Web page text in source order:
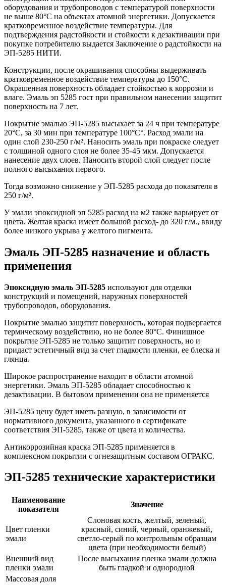
оборудования и трубопроводов с температурой поверхности
не выше 80°С на объектах атомной энергетики. Допускается
кратковременное воздействие температуры. Для
подтверждения радстойкости и стойкости к дезактивации при
покупке потребителю выдается Заключение о радстойкости на
ЭП-5285 НИТИ.
Конструкции, после окрашивания способны выдерживать
кратковременное воздействие температуры до 150°С.
Окрашенная поверхность обладает стойкостью к коррозии и
влаге. Эмаль эп 5285 гост при правильном нанесении защитит
поверхность на 7 лет.
Покрытие эмалью ЭП-5285 высыхает за 24 ч при температуре
20°C, за 30 мин при температуре 100°C°. Расход эмали на
один слой 230-250 г/м². Наносить эмаль при покраске следует
с толщиной одного слоя не более 35-45 мкм. Допускается
нанесение двух слоев. Наносить второй слой следует после
полного высыхания первого.
Тогда возможно снижение у ЭП-5285 расхода до показателя в
250 г/м².
У эмали эпоксидной эп 5285 расход на м2 также варьирует от
цвета. Желтая краска имеет большой расход- до 320 г/м., ввиду
более низкого укрыва у желтого пигмента.
Эмаль ЭП-5285 назначение и область
применения
Эпоксидную эмаль ЭП-5285 используют для отделки
конструкций и помещений, наружных поверхностей
трубопроводов, оборудования.
Покрытие эмалью защитит поверхность, которая подвергается
термическому воздействию, но не более 80°C. Финишное
покрытие ЭП-5285 не только защитит поверхность, но и
придаст эстетичный вид за счет гладкости пленки, ее блеска и
глянца.
Широкое распространение находит в области атомной
энергетики. Эмаль ЭП-5285 обладает способностью к
дезактивации. В бытовом применении она не применяется
ЭП-5285 цену будет иметь разную, в зависимости от
нормативного документа, указанного в сертификате
соответствия ЭП-5285, также от цвета и количества.
Антикоррозийная краска ЭП-5285 применяется в
комплексном покрытии с огнезащитным составом ОГРАКС.
ЭП-5285 технические характеристики
Наименование
показателя
Значение
Цвет пленки
эмали
Слоновая кость, желтый, зеленый,
красный, синий, черный, оранжевый,
светло-серый по контрольным образцам
цвета (при необходимости белый)
Внешний вид
пленки эмали
После высыхания пленка эмали должна
быть гладкой и однородной
Массовая доля